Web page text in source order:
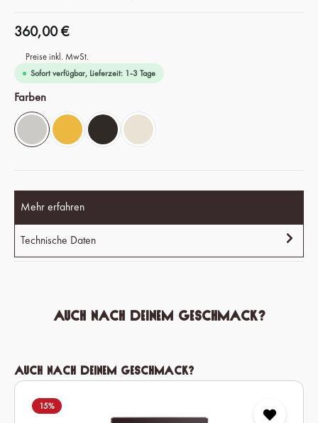
360,00 €
Preise inkl. MwSt.
Sofort verfügbar, Lieferzeit: 1-3 Tage
Farbenauswählen
Chrome SilverSavanna YellowEspresso BlackIvory White
Mehr erfahren
Technische Daten
Auch nach deinem Geschmack?
Produktgalerie überspringen
Auch nach deinem Geschmack?
15%